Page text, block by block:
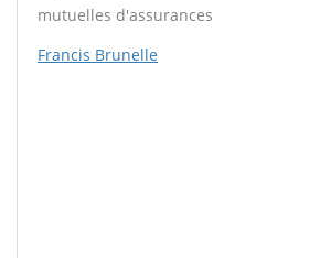
mutuelles d'assurances
Francis Brunelle